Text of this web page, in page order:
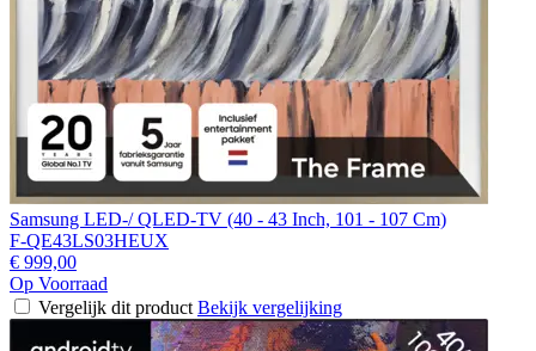
Samsung LED-/ QLED-TV (40 - 43 Inch, 101 - 107 Cm)
F-QE43LS03HEUX
€ 999,00
Op Voorraad
Vergelijk dit product Bekijk vergelijking